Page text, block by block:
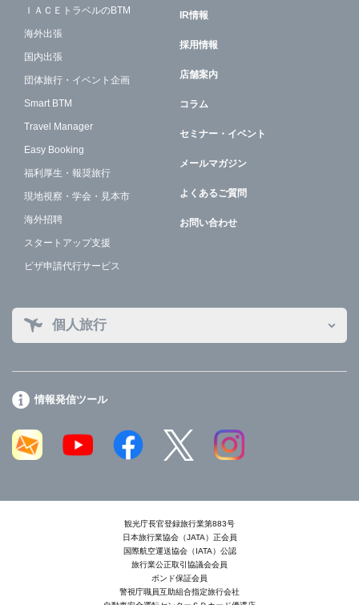
ＩＡＣＥトラベルのBTM
海外出張
国内出張
団体旅行・イベント企画
Smart BTM
Travel Manager
Easy Booking
福利厚生・報奨旅行
現地視察・学会・見本市
海外招聘
スタートアップ支援
ビザ申請代行サービス
IR情報
採用情報
店舗案内
コラム
セミナー・イベント
メールマガジン
よくあるご質問
お問い合わせ
個人旅行
情報発信ツール
観光庁長官登録旅行業第883号
日本旅行業協会（JATA）正会員
国際航空運送協会（IATA）公認
旅行業公正取引協議会会員
ボンド保証会員
警視庁職員互助組合指定旅行会社